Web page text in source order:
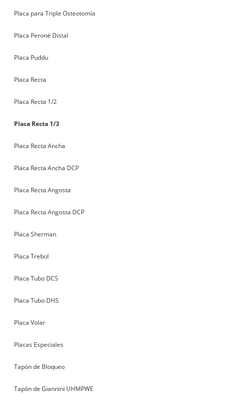
Placa para Triple Osteotomía
Placa Peroné Distal
Placa Puddu
Placa Recta
Placa Recta 1/2
Placa Recta 1/3
Placa Recta Ancha
Placa Recta Ancha DCP
Placa Recta Angosta
Placa Recta Angosta DCP
Placa Sherman
Placa Trebol
Placa Tubo DCS
Placa Tubo DHS
Placa Volar
Placas Especiales
Tapón de Bloqueo
Tapón de Giannini UHMPWE